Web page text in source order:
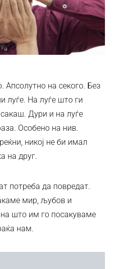
Апсолутно на секого. Без
луѓе. На луѓе што ги
Дури и на луѓе
Особено на нив.
никој не би имал
на друг.
потреба да повредат.
мир, љубов и
што им го посакуваме
нам.